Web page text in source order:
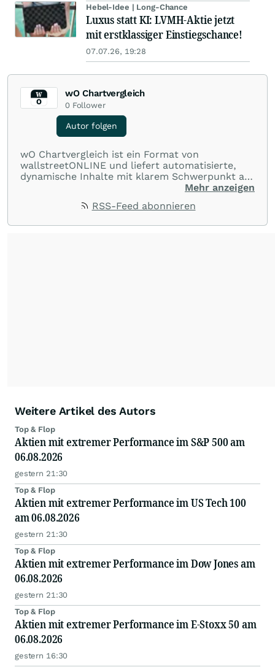
Hebel-Idee | Long-Chance
Luxus statt KI: LVMH-Aktie jetzt
mit erstklassiger Einstiegschance!
07.07.26, 19:28
wO Chartvergleich
0 Follower
Autor folgen
wO Chartvergleich ist ein Format von
wallstreetONLINE und liefert automatisierte,
dynamische Inhalte mit klarem Schwerpunkt auf
Charts und Performance-Vergleiche. Im Fokus
Kursverläufe einer breiten Auswahl an Aktien
Mehr anzeigen
RSS-Feed abonnieren
Weitere Artikel des Autors
Top & Flop
Aktien mit extremer Performance im S&P 500 am
06.08.2026
gestern 21:30
Top & Flop
Aktien mit extremer Performance im US Tech 100
am 06.08.2026
gestern 21:30
Top & Flop
Aktien mit extremer Performance im Dow Jones am
06.08.2026
gestern 21:30
Top & Flop
Aktien mit extremer Performance im E-Stoxx 50 am
06.08.2026
gestern 16:30